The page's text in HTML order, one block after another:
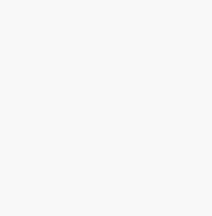
ваш голос и
Вы можете
приложение Solidcom
чтобы подключить эту